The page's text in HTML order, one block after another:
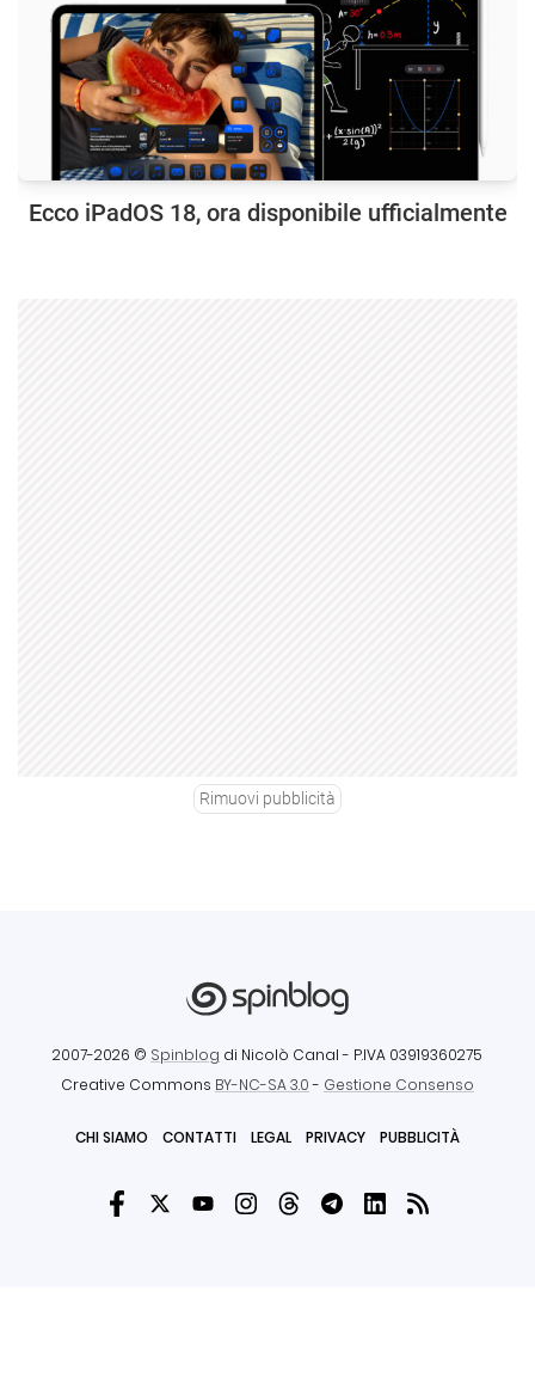
Ecco iPadOS 18, ora disponibile ufficialmente
Rimuovi pubblicità
2007-2026 © Spinblog di Nicolò Canal - P.IVA 03919360275
Creative Commons BY-NC-SA 3.0- Gestione Consenso
CHI SIAMO CONTATTI LEGAL PRIVACY PUBBLICITÀ